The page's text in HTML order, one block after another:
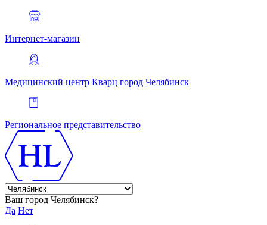
Интернет-магазин
Медицинский центр Кварц город Челябинск
Региональное представительство
Ваш город Челябинск?
Да Нет